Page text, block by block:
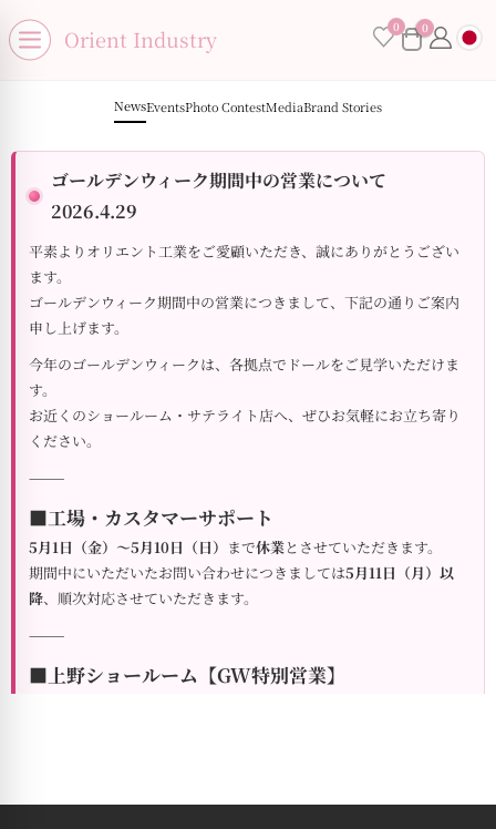
Open menu
Orient Industry 0 0×
No products in the cart.
menu
NewsEventsPhoto ContestMediaBrand Stories
ゴールデンウィーク期間中の営業について
2026.4.29
平素よりオリエント工業をご愛顧いただき、誠にありがとうござい
ます。
ゴールデンウィーク期間中の営業につきまして、下記の通りご案内
申し上げます。
今年のゴールデンウィークは、各拠点でドールをご見学いただけま
す。
お近くのショールーム・サテライト店へ、ぜひお気軽にお立ち寄り
ください。
⸻
■工場・カスタマーサポート
5月1日（金）～5月10日（日） まで休業とさせていただきます。
期間中にいただいたお問い合わせにつきましては5月11日（月）以
降、順次対応させていただきます。
⸻
■上野ショールーム【GW特別営業】